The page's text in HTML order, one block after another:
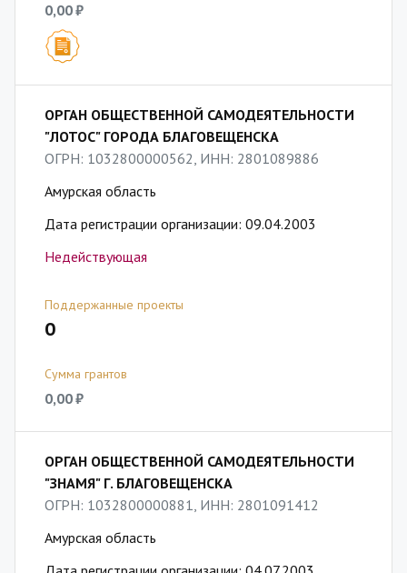
0,00 ₽
ОРГАН ОБЩЕСТВЕННОЙ САМОДЕЯТЕЛЬНОСТИ
"ЛОТОС" ГОРОДА БЛАГОВЕЩЕНСКА
ОГРН: 1032800000562, ИНН: 2801089886
Амурская область
Дата регистрации организации: 09.04.2003
Недействующая
Поддержанные проекты
0
Сумма грантов
0,00 ₽
ОРГАН ОБЩЕСТВЕННОЙ САМОДЕЯТЕЛЬНОСТИ
"ЗНАМЯ" Г. БЛАГОВЕЩЕНСКА
ОГРН: 1032800000881, ИНН: 2801091412
Амурская область